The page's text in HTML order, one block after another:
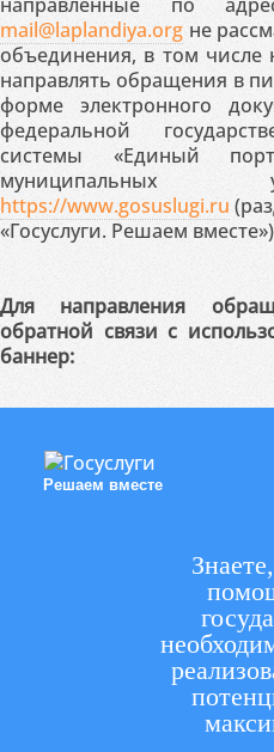
mail@laplandiya.org не
объединения, в том числе
направлять обращения в
форме электронного
федеральной
системы «Единый
муниципальных
https://www.gosuslugi.ru
«Госуслуги. Решаем
Для направления
обратной связи с
баннер:
Решаем вместе